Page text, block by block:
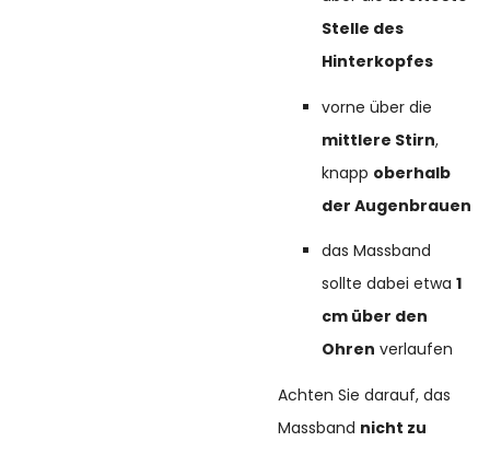
Stelle des
Hinterkopfes
vorne über die
mittlere Stirn,
knapp oberhalb
der Augenbrauen
das Massband
sollte dabei etwa1
cm über den
Ohren verlaufen
Achten Sie darauf, das
Massband nicht zu